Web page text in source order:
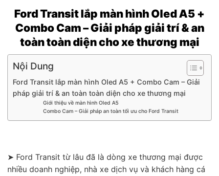
● Tích hợp cảm biến và camera: Hỗ trợ kết nối camera lùi, camera
hành trình, camera 360 (tuỳ chọn).
● Chức năng điều khiển giọng nói: Ra lệnh mở nhạc, gọi điện, chỉ
đường bằng tiếng Việt
Ford Transit lắp màn hình Oled A5 +
Combo Cam – Giải pháp giải trí & an
toàn toàn diện cho xe thương mại
Nội Dung
Ford Transit lắp màn hình Oled A5 + Combo Cam – Giải
pháp giải trí & an toàn toàn diện cho xe thương mại
Giới thiệu về màn hình Oled A5
Combo Cam – Giải pháp an toàn tối ưu cho Ford Transit
➤ Ford Transit từ lâu đã là dòng xe thương mại được
nhiều doanh nghiệp, nhà xe dịch vụ và khách hàng cá